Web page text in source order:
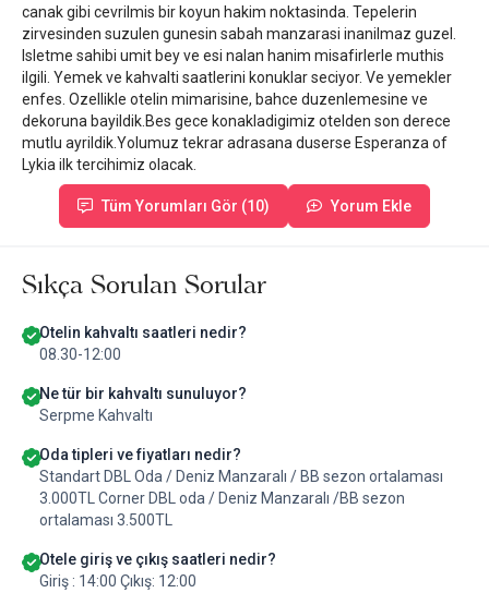
canak gibi cevrilmis bir koyun hakim noktasinda. Tepelerin
zirvesinden suzulen gunesin sabah manzarasi inanilmaz guzel.
Isletme sahibi umit bey ve esi nalan hanim misafirlerle muthis
ilgili. Yemek ve kahvalti saatlerini konuklar seciyor. Ve yemekler
enfes. Ozellikle otelin mimarisine, bahce duzenlemesine ve
dekoruna bayildik.Bes gece konakladigimiz otelden son derece
mutlu ayrildik.Yolumuz tekrar adrasana duserse Esperanza of
Lykia ilk tercihimiz olacak.
Tüm Yorumları Gör (10) Yorum Ekle
Sıkça Sorulan Sorular
Otelin kahvaltı saatleri nedir?
08.30-12:00
Ne tür bir kahvaltı sunuluyor?
Serpme Kahvaltı
Oda tipleri ve fiyatları nedir?
Standart DBL Oda / Deniz Manzaralı / BB sezon ortalaması
3.000TL Corner DBL oda / Deniz Manzaralı /BB sezon
ortalaması 3.500TL
Otele giriş ve çıkış saatleri nedir?
Giriş : 14:00 Çıkış: 12:00